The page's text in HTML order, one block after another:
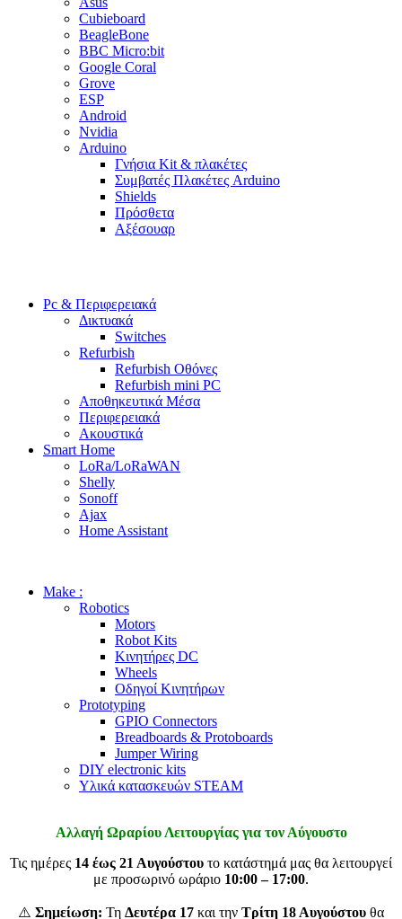
Cubieboard
BeagleBone
BBC Micro:bit
Google Coral
Grove
ESP
Android
Nvidia
Arduino
Γνήσια Kit & πλακέτες
Συμβατές Πλακέτες Arduino
Shields
Πρόσθετα
Αξέσουαρ
Pc & Περιφερειακά
Δικτυακά
Switches
Refurbish
Refurbish Οθόνες
Refurbish mini PC
Αποθηκευτικά Μέσα
Περιφερειακά
Ακουστικά
Smart Home
LoRa/LoRaWAN
Shelly
Sonoff
Ajax
Home Assistant
Make :
Robotics
Motors
Robot Kits
Κινητήρες DC
Wheels
Οδηγοί Κινητήρων
Prototyping
GPIO Connectors
Breadboards & Protoboards
Jumper Wiring
DIY electronic kits
Υλικά κατασκευών STEAM
Αλλαγή Ωραρίου Λειτουργίας για τον Αύγουστο
Τις ημέρες 14 έως 21 Αυγούστου το κατάστημά μας θα λειτουργεί
με προσωρινό ωράριο 10:00 – 17:00.
⚠️ Σημείωση: Τη Δευτέρα 17 και την Τρίτη 18 Αυγούστου θα